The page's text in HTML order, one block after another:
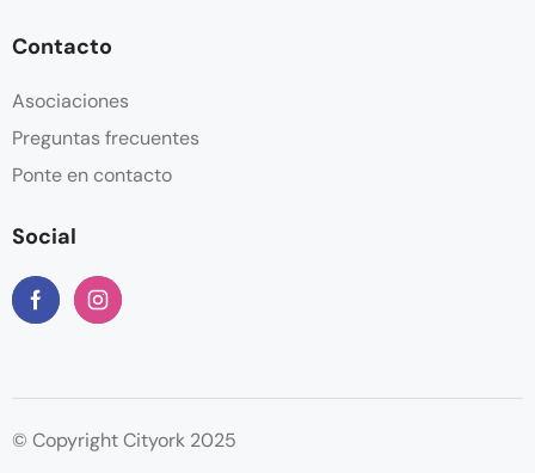
Contacto
Asociaciones
Preguntas frecuentes
Ponte en contacto
Social
© Copyright Cityork 2025